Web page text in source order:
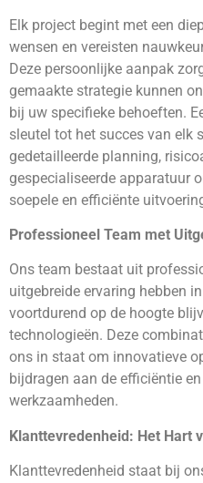
Elk project begint met een
wensen en vereisten
Deze persoonlijke aanpak
gemaakte strategie kunnen
bij uw specifieke behoeften.
sleutel tot het succes van elk
gedetailleerde planning,
gespecialiseerde apparatuur
soepele en efficiënte
Professioneel Team met
Ons team bestaat uit
uitgebreide ervaring hebben
voortdurend op de hoogte
technologieën. Deze
ons in staat om innovatieve
bijdragen aan de efficiëntie
werkzaamheden.
Klanttevredenheid: Het Hart
Klanttevredenheid staat bij